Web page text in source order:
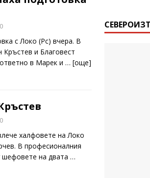
0
с Локо (Рс) вчера. В
Кръстев и Благовест
в Марек и … [oще]
0
халфовете на Локо
В професионалния
шефовете на двата …